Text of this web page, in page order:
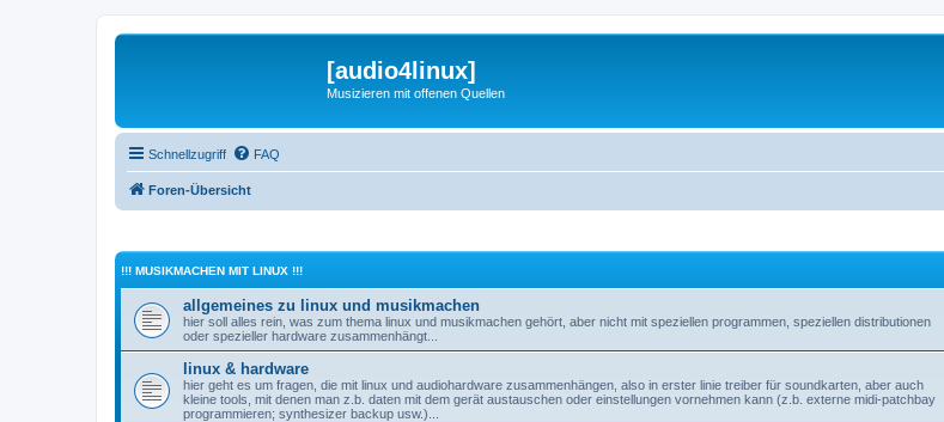
[audio4linux]
Musizieren mit offenen Quellen
Schnellzugriff FAQ
Foren-Übersicht
!!! MUSIKMACHEN MIT LINUX !!!
allgemeines zu linux und musikmachen
hier soll alles rein, was zum thema linux und musikmachen gehört, aber nicht mit speziellen programmen, speziellen distributionen
oder spezieller hardware zusammenhängt...
linux & hardware
hier geht es um fragen, die mit linux und audiohardware zusammenhängen, also in erster linie treiber für soundkarten, aber auch
kleine tools, mit denen man z.b. daten mit dem gerät austauschen oder einstellungen vornehmen kann (z.b. externe midi-patchbay
programmieren; synthesizer backup usw.)...